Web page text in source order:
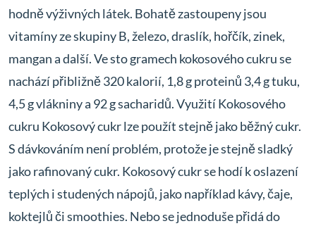
hodně výživných látek. Bohatě zastoupeny jsou
vitamíny ze skupiny B, železo, draslík, hořčík, zinek,
mangan a další. Ve sto gramech kokosového cukru se
nachází přibližně 320 kalorií, 1,8 g proteinů 3,4 g tuku,
4,5 g vlákniny a 92 g sacharidů. Využití Kokosového
cukru Kokosový cukr lze použít stejně jako běžný cukr.
S dávkováním není problém, protože je stejně sladký
jako rafinovaný cukr. Kokosový cukr se hodí k oslazení
teplých i studených nápojů, jako například kávy, čaje,
koktejlů či smoothies. Nebo se jednoduše přidá do